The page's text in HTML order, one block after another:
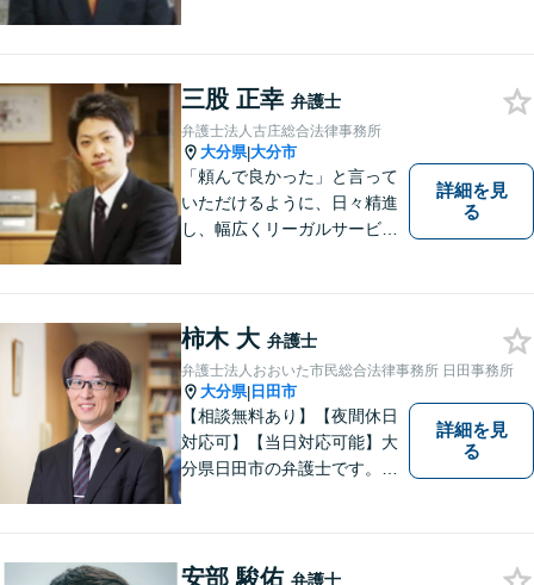
三股 正幸 弁護士
弁護士法人古庄総合法律事務所
大分県|大分市
「頼んで良かった」と言って
いただけるように、日々精進
し、幅広くリーガルサービス
詳細を見
る
柿木 大 弁護士
弁護士法人おおいた市民総合法律事務所 日田事務所
大分県| 日田市
【相談無料あり】【夜間休日
対応可】【当日対応可能】大
分県日田市の弁護士です。離
詳細を見
る
安部 駿佑 弁護士